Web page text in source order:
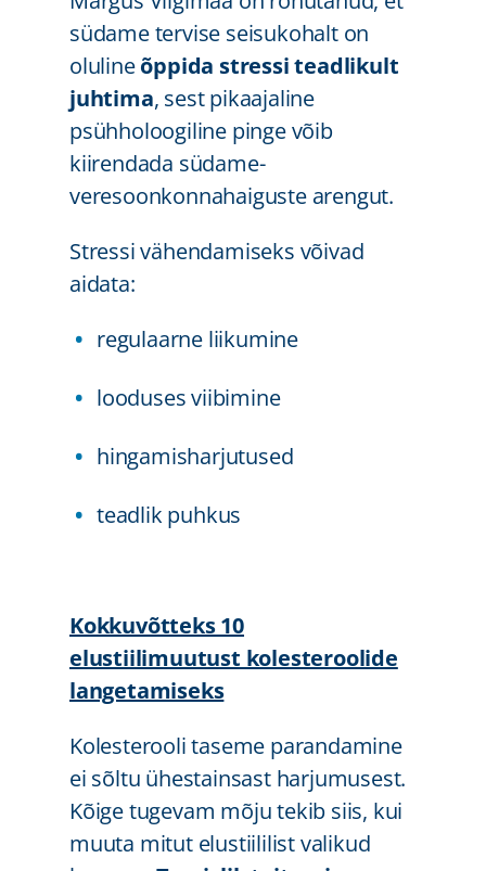
südame tervise seisukohalt on
olulineõppida stressi teadlikult
juhtima, sest pikaajaline
psühholoogiline pinge võib
kiirendada südame-
veresoonkonnahaiguste arengut.
Stressi vähendamiseks võivad
aidata:
regulaarne liikumine
looduses viibimine
hingamisharjutused
teadlik puhkus
Kokkuvõtteks 10
elustiilimuutust kolesteroolide
langetamiseks
Kolesterooli taseme parandamine
ei sõltu ühestainsast harjumusest.
Kõige tugevam mõju tekib siis, kui
muuta mitut elustiililist valikud